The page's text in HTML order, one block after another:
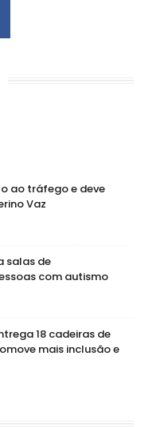
ao tráfego e deve
Vaz
salas de
com autismo
18 cadeiras de
mais inclusão e